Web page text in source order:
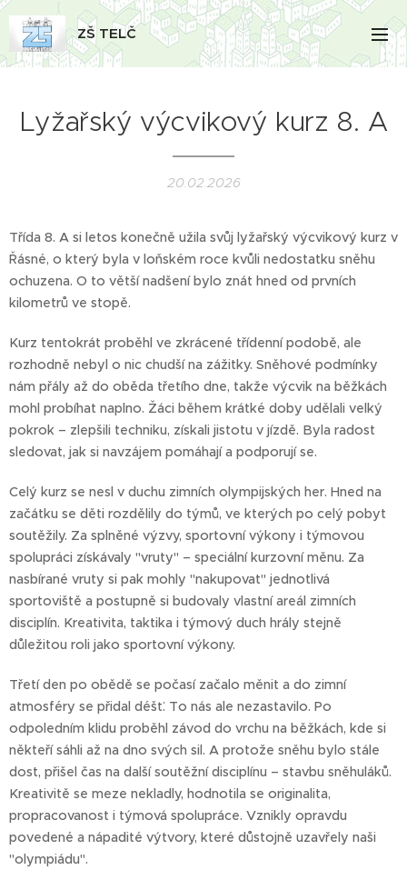
ZŠ TELČ
Lyžařský výcvikový kurz 8. A
20.02.2026
Třída 8. A si letos konečně užila svůj lyžařský výcvikový kurz v
Řásné, o který byla v loňském roce kvůli nedostatku sněhu
ochuzena. O to větší nadšení bylo znát hned od prvních
kilometrů ve stopě.
Kurz tentokrát proběhl ve zkrácené třídenní podobě, ale
rozhodně nebyl o nic chudší na zážitky. Sněhové podmínky
nám přály až do oběda třetího dne, takže výcvik na běžkách
mohl probíhat naplno. Žáci během krátké doby udělali velký
pokrok – zlepšili techniku, získali jistotu v jízdě. Byla radost
sledovat, jak si navzájem pomáhají a podporují se.
Celý kurz se nesl v duchu zimních olympijských her. Hned na
začátku se děti rozdělily do týmů, ve kterých po celý pobyt
soutěžily. Za splněné výzvy, sportovní výkony i týmovou
spolupráci získávaly "vruty" – speciální kurzovní měnu. Za
nasbírané vruty si pak mohly "nakupovat" jednotlivá
sportoviště a postupně si budovaly vlastní areál zimních
disciplín. Kreativita, taktika i týmový duch hrály stejně
důležitou roli jako sportovní výkony.
Třetí den po obědě se počasí začalo měnit a do zimní
atmosféry se přidal déšť. To nás ale nezastavilo. Po
odpoledním klidu proběhl závod do vrchu na běžkách, kde si
někteří sáhli až na dno svých sil. A protože sněhu bylo stále
dost, přišel čas na další soutěžní disciplínu – stavbu sněhuláků.
Kreativitě se meze nekladly, hodnotila se originalita,
propracovanost i týmová spolupráce. Vznikly opravdu
povedené a nápadité výtvory, které důstojně uzavřely naši
"olympiádu".